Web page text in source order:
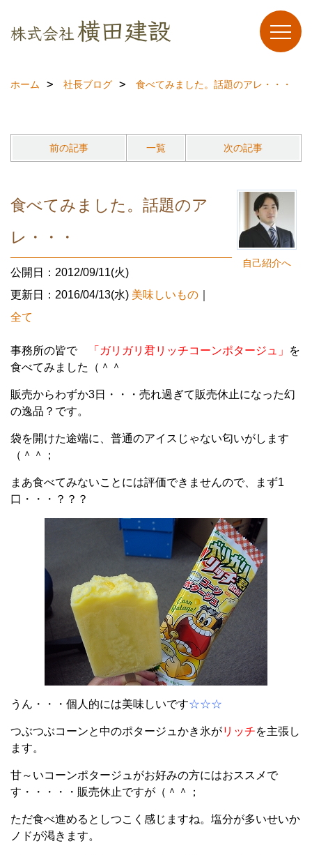
ホーム 社長ブログ 食べてみました。話題のアレ・・・
前の記事 一覧 次の記事
自己紹介へ
食べてみました。話題のア
レ・・・
公開日：2012/09/11(火)
更新日：2016/04/13(水) 美味しいもの
全て
事務所の皆で「ガリガリ君リッチコーンポタージュ」
を
食べてみました（＾＾
販売からわずか3日・・・売れ過ぎて販売休止になった幻
の逸品？です。
袋を開けた途端に、普通のアイスじゃない匂いがします
（＾＾；
まあ食べてみないことには評価できませんので、まず1
口・・・？？？
うん・・・個人的には美味しいです☆☆☆
つぶつぶコーンと中のポタージュかき氷がリッチを主張し
ます。
甘～いコーンポタージュがお好みの方にはおススメで
す・・・・・販売休止ですが（＾＾；
ただ食べ進めるとしつこく感じますね。塩分が多いせいか
ノドが渇きます。